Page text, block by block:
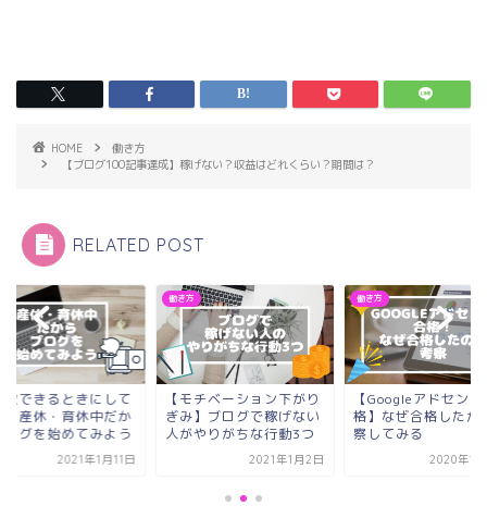
HOME
働き方
【ブログ100記事達成】稼げない？収益はどれくらい？期間は？
RELATED POST
敗できるときにして
】産休・育休中だか
ログを始めてみよう
2021年1月11日
働き方
【モチベーション下がり
ぎみ】ブログで稼げない
人がやりがちな行動3つ
2021年1月2日
働き方
【Googleアドセン
格】なぜ合格したか
察してみる
2020年12